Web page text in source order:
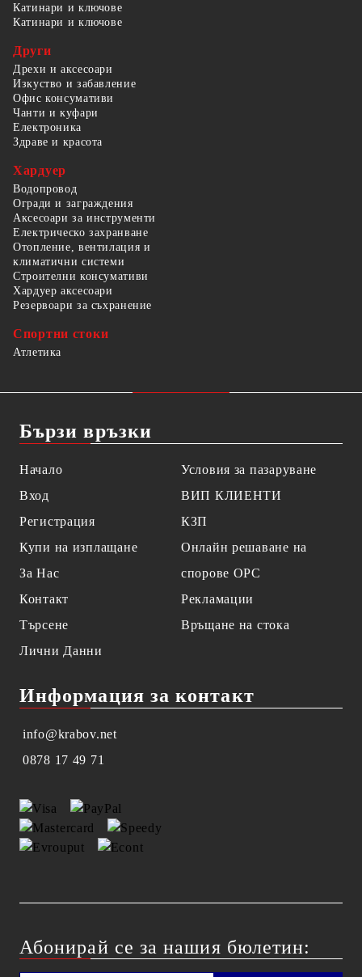
Катинари и ключове
Катинари и ключове
Други
Дрехи и аксесоари
Изкуство и забавление
Офис консумативи
Чанти и куфари
Електроника
Здраве и красота
Хардуер
Водопровод
Огради и заграждения
Аксесоари за инструменти
Електрическо захранване
Отопление, вентилация и
климатични системи
Строителни консумативи
Хардуер аксесоари
Резервоари за съхранение
Спортни стоки
Атлетика
Бързи връзки
Начало
Вход
Регистрация
Купи на изплащане
За Нас
Контакт
Търсене
Лични Данни
Условия за пазаруване
ВИП КЛИЕНТИ
КЗП
Онлайн решаване на
спорове OPC
Рекламации
Връщане на стока
Информация за контакт
info@krabov.net
0878 17 49 71
Абонирай се за нашия бюлетин: